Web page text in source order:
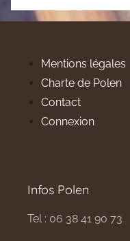
Mentions légales
Charte de Polen
Contact
Connexion
Infos Polen
Tel : 06 38 41 90 73